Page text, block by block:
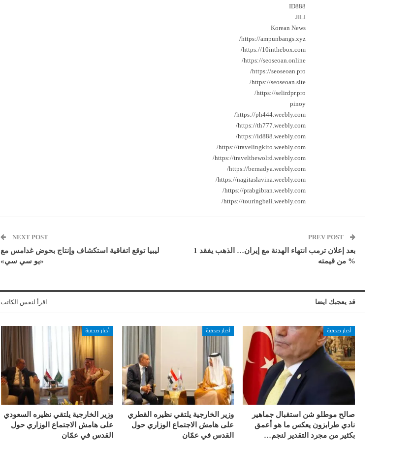
ID888
JILI
Korean News
https://ampunbangs.xyz/
https://10inthebox.com/
https://seoseoan.online/
https://seoseoan.pro/
https://seoseoan.site/
https://selirdpr.pro/
pinoy
https://ph444.weebly.com/
https://th777.weebly.com/
https://id888.weebly.com/
https://travelingkito.weebly.com/
https://travelthewolrd.weebly.com/
https://bernadya.weebly.com/
https://nagitaslavina.weebly.com/
https://prabgibran.weebly.com/
https://touringbali.weebly.com/
بعد إعلان ترمب انتهاء الهدنة مع إيران… الذهب يفقد 1
% من قيمته
NEXT POST
ليبيا توقع اتفاقية استكشاف وإنتاج بحوض غدامس مع
«يو سي سي»
قد يعجبك ايضا اقرأ لنفس الكاتب
أخبار صحفية
صالح موطلو شن استقبال جماهير
نادي طرابزون يعكس ما هو أعمق
بكثير من مجرد التقدير لنجم…
أخبار صحفية
وزير الخارجية يلتقي نظيره القطري
على هامش الاجتماع الوزاري حول
القدس في عمّان
أخبار صحفية
وزير الخارجية يلتقي نظيره السعودي
على هامش الاجتماع الوزاري حول
القدس في عمّان